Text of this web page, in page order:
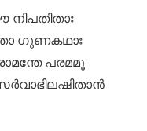
നിപതിതാഃ
ഗുണകഥാഃ
പരമമൂ-